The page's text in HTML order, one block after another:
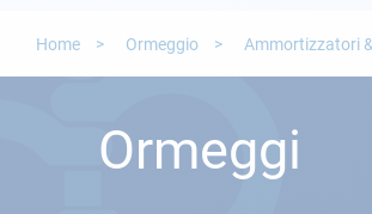
Elettricità
Sicurezza
Home Ormeggio Ammortizzatori
Ormeggi